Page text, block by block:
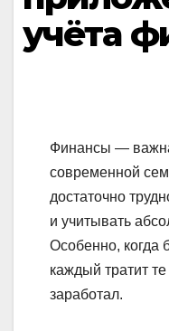
учёта
Финансы —
современной
достаточно
и учитывать
Особенно, когда
каждый тратит
заработал.